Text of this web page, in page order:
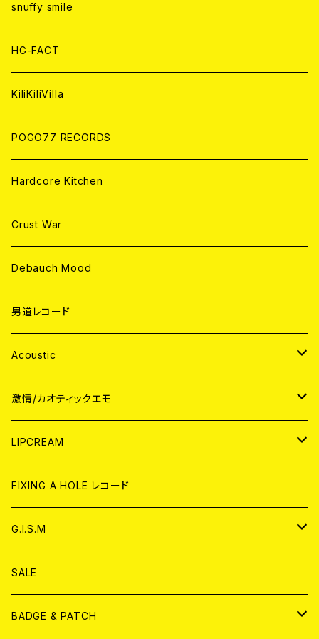
CD
ANALOG
CD
ANALOG
WORLD
CD
ANALOG
snuffy smile
HG-FACT
KiliKiliVilla
POGO77 RECORDS
Hardcore Kitchen
Crust War
Debauch Mood
男道レコード
Acoustic
JAPAN
CD
ANALOG
WORLD
CD
ANALOG
激情/カオティックエモ
JAPAN
CD
ANALOG
WORLD
CD
ANALOG
LIPCREAM
CD
アナログ
DVD
T-shirt & WEAR
FIXING A HOLE レコード
G.I.S.M
CD
ANALOG
SALE
BADGE & PATCH